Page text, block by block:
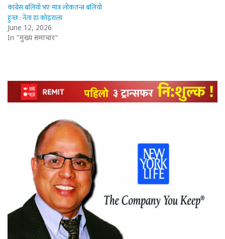
कांग्रेस बलियो भए मात्र लोकतन्त्र बलियो
हुन्छ : नेता डा कोइराला
June 12, 2026
In "मुख्य समाचार"